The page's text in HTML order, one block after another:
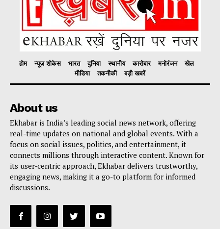
होम न्यूज़ शोकेस भारत दुनिया स्थानीय कारोबार मनोरंजन
खेल
मीडिया
तकनीकी बड़ी खबरें
About us
Ekhabar is India’s leading social news network, offering
real-time updates on national and global events. With a
focus on social issues, politics, and entertainment, it
connects millions through interactive content. Known for
its user-centric approach, Ekhabar delivers trustworthy,
engaging news, making it a go-to platform for informed
discussions.